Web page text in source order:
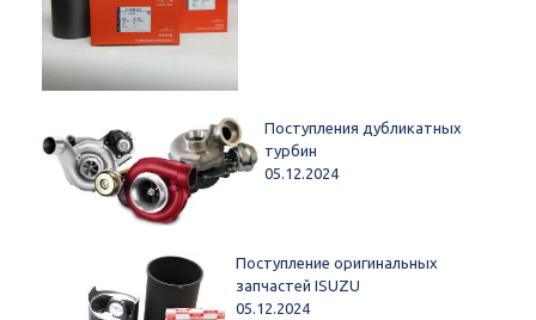
Поступления дубликатных
турбин
05.12.2024
Поступление оригинальных
запчастей ISUZU
05.12.2024